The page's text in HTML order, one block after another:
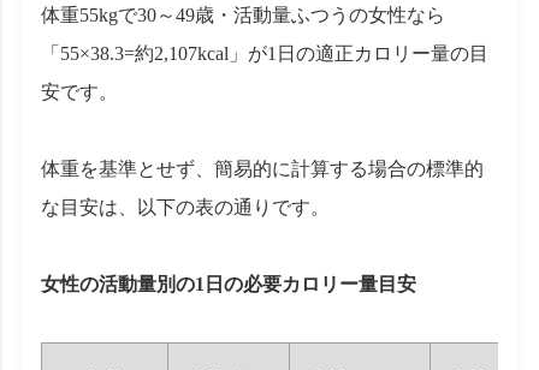
体重55kgで30～49歳・活動量ふつうの女性なら
「55×38.3=約2,107kcal」が1日の適正カロリー量の目
安です。
体重を基準とせず、簡易的に計算する場合の標準的
な目安は、以下の表の通りです。
女性の活動量別の1日の必要カロリー量目安